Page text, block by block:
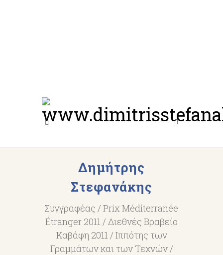
Δημήτρης
Στεφανάκης
Συγγραφέας / Prix Méditerranée
Étranger 2011 / Διεθνές Βραβείο
Καβάφη 2011 / Ιππότης των
Γραμμάτων και των Τεχνών /